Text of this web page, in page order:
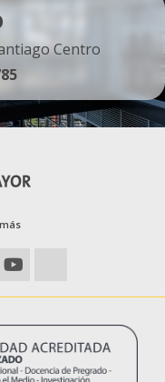
Centro